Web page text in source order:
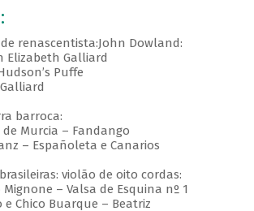
renascentista:John Dowland:
Galliard
Puffe
barroca:
Murcia – Fandango
– Españoleta e Canarios
violão de oito cordas:
– Valsa de Esquina nº 1
Chico Buarque – Beatriz